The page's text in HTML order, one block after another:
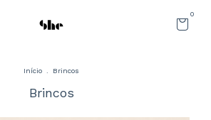
0
Início Brincos
Brincos